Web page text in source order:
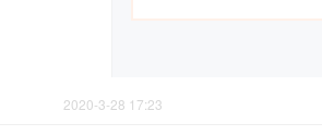
2020-3-28 17:23